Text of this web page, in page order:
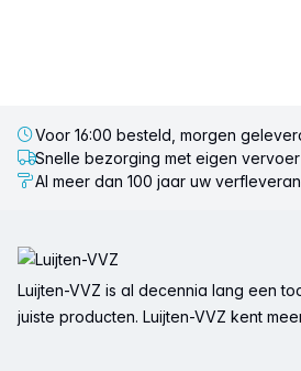
Voor 16:00 besteld, morgen
Snelle bezorging met eigen vervoer
Al meer dan 100 jaar uw
Luijten-VVZ is al decennia lang een
juiste producten. Luijten-VVZ kent